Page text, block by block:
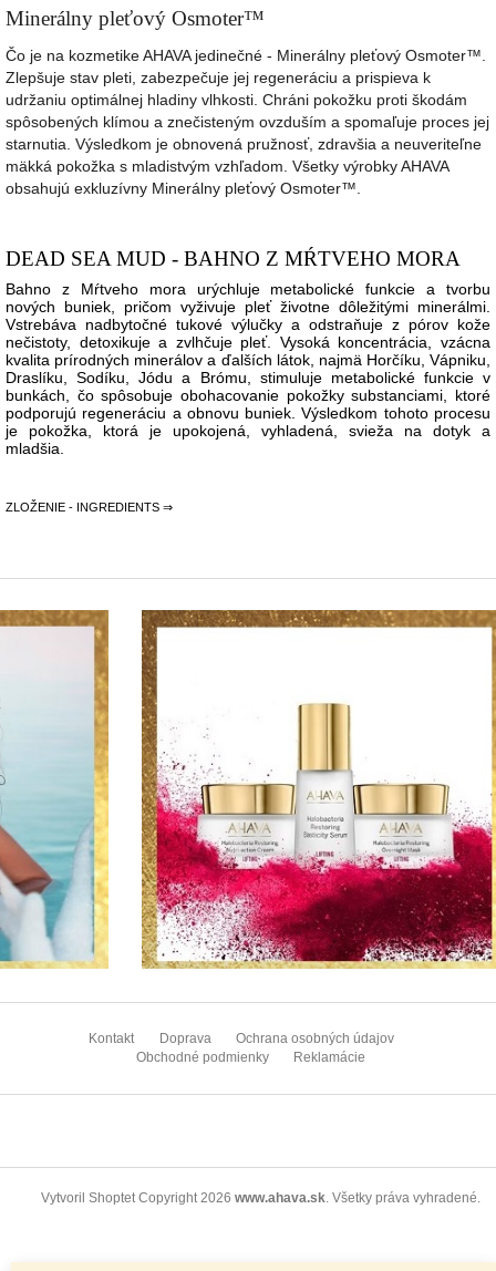
Minerálny pleťový Osmoter™
Čo je na kozmetike AHAVA jedinečné - Minerálny pleťový Osmoter™.
Zlepšuje stav pleti, zabezpečuje jej regeneráciu a prispieva k
udržaniu optimálnej hladiny vlhkosti. Chráni pokožku proti škodám
spôsobených klímou a znečisteným ovzduším a spomaľuje proces jej
starnutia. Výsledkom je obnovená pružnosť, zdravšia a neuveriteľne
mäkká pokožka s mladistvým vzhľadom. Všetky výrobky AHAVA
obsahujú exkluzívny Minerálny pleťový Osmoter™.
DEAD SEA MUD - BAHNO Z MŔTVEHO MORA
Bahno z Mŕtveho mora urýchluje metabolické funkcie a tvorbu
nových buniek, pričom vyživuje pleť životne dôležitými minerálmi.
Vstrebáva nadbytočné tukové výlučky a odstraňuje z pórov kože
nečistoty, detoxikuje a zvlhčuje pleť. Vysoká koncentrácia, vzácna
kvalita prírodných minerálov a ďalších látok, najmä Horčíku, Vápniku,
Draslíku, Sodíku, Jódu a Brómu, stimuluje metabolické funkcie v
bunkách, čo spôsobuje obohacovanie pokožky substanciami, ktoré
podporujú regeneráciu a obnovu buniek. Výsledkom tohoto procesu
je pokožka, ktorá je upokojená, vyhladená, svieža na dotyk a
mladšia.
ZLOŽENIE - INGREDIENTS ⇒
Kontakt Doprava
Ochrana osobných údajov
Obchodné podmienky
Reklamácie
Vytvoril Shoptet Copyright 2026www.ahava.sk. Všetky práva vyhradené.